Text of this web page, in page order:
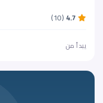
4.7
(10)
يبدأ من